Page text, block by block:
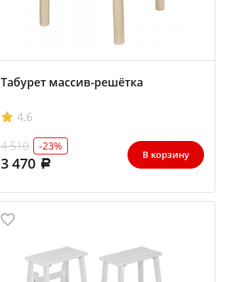
Табурет массив-решётка
4.6
4 510
-23%
3 470 В корзину